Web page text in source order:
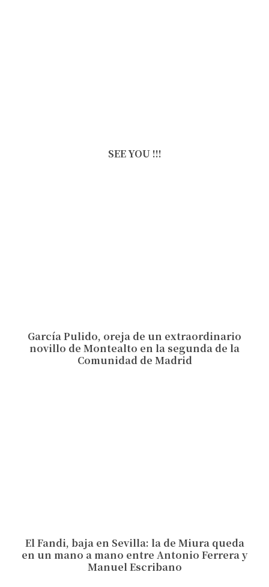
SEE YOU !!!
García Pulido, oreja de un extraordinario
novillo de Montealto en la segunda de la
Comunidad de Madrid
El Fandi, baja en Sevilla: la de Miura queda
en un mano a mano entre Antonio Ferrera y
Manuel Escribano